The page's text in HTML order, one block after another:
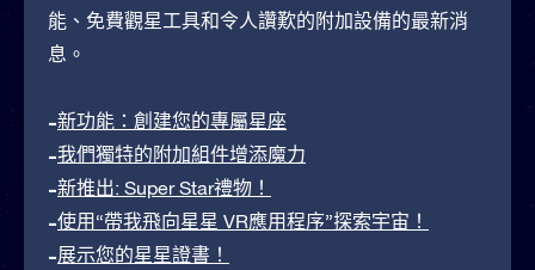
能、免費觀星工具和令人讚歎的附加設備的最新消
息。
新功能：創建您的專屬星座
我們獨特的附加組件增添魔力
新推出: Super Star禮物！
使用“帶我飛向星星 VR應用程序”探索宇宙！
展示您的星星證書！